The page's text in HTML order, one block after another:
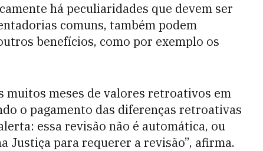
há peculiaridades que devem ser
comuns, também podem
benefícios, como por exemplo os
muitos meses de valores retroativos em
o pagamento das diferenças retroativas
essa revisão não é automática, ou
Justiça para requerer a revisão”, afirma.